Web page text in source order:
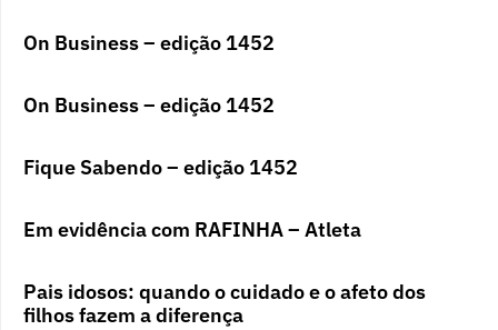
On Business – edição 1452
On Business – edição 1452
Fique Sabendo – edição 1452
Em evidência com RAFINHA – Atleta
Pais idosos: quando o cuidado e o afeto dos
filhos fazem a diferença